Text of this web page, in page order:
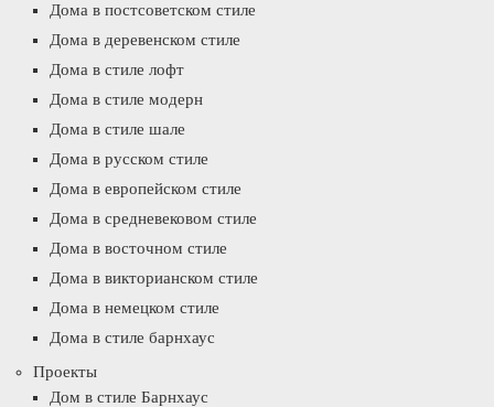
Дома в постсоветском стиле
Дома в деревенском стиле
Дома в стиле лофт
Дома в стиле модерн
Дома в стиле шале
Дома в русском стиле
Дома в европейском стиле
Дома в средневековом стиле
Дома в восточном стиле
Дома в викторианском стиле
Дома в немецком стиле
Дома в стиле барнхаус
Проекты
Дом в стиле Барнхаус